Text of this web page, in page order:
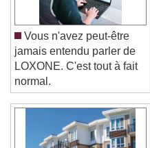
Video Player is loading.
Vous n'avez peut-être
jamais entendu parler de
LOXONE. C'est tout à fait
normal.